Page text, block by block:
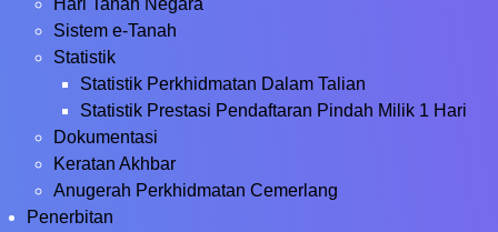
Hari Tanah Negara
Sistem e-Tanah
Statistik
Statistik Perkhidmatan Dalam Talian
Statistik Prestasi Pendaftaran Pindah Milik 1 Hari
Dokumentasi
Keratan Akhbar
Anugerah Perkhidmatan Cemerlang
Penerbitan